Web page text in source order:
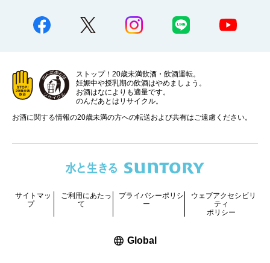
ストップ！20歳未満飲酒・飲酒運転。
妊娠中や授乳期の飲酒はやめましょう。
お酒はなによりも適量です。
のんだあとはリサイクル。
お酒に関する情報の20歳未満の方への転送および共有はご遠慮ください。
サイトマッ
プ
ご利用にあたっ
て
プライバシーポリシ
ー
ウェブアクセシビリ
ティ
ポリシー
Global新しいウィンドウで開く